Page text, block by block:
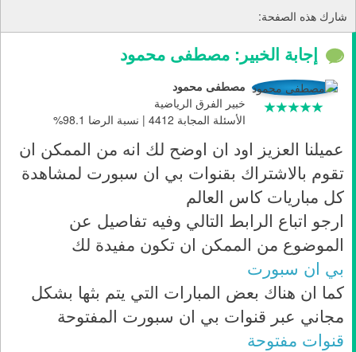
شارك هذه الصفحة:
إجابة الخبير: مصطفى محمود
مصطفى محمود
خبير الفرق الرياضية
الأسئلة المجابة 4412 | نسبة الرضا 98.1%
عميلنا العزيز اود ان اوضح لك انه من الممكن ان
تقوم بالاشتراك بقنوات بي ان سبورت لمشاهدة
كل مباريات كاس العالم
ارجو اتباع الرابط التالي وفيه تفاصيل عن
الموضوع من الممكن ان تكون مفيدة لك
بي ان سبورت
كما ان هناك بعض المبارات التي يتم بثها بشكل
مجاني عبر قنوات بي ان سبورت المفتوحة
قنوات مفتوحة